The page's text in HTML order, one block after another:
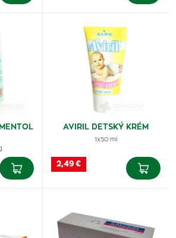
AVIRIL DETSKÝ KRÉM
1x50 ml
2,49 €